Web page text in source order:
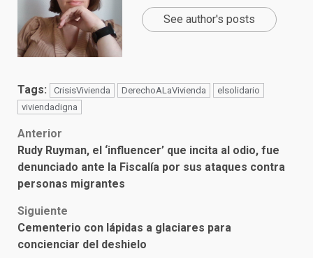
See author's posts
Tags: CrisisVivienda DerechoALaVivienda
elsolidario
viviendadigna
Post
navigation
Anterior
Rudy Ruyman, el ‘influencer’ que incita al odio, fue
denunciado ante la Fiscalía por sus ataques contra
personas migrantes
Siguiente
Cementerio con lápidas a glaciares para
concienciar del deshielo